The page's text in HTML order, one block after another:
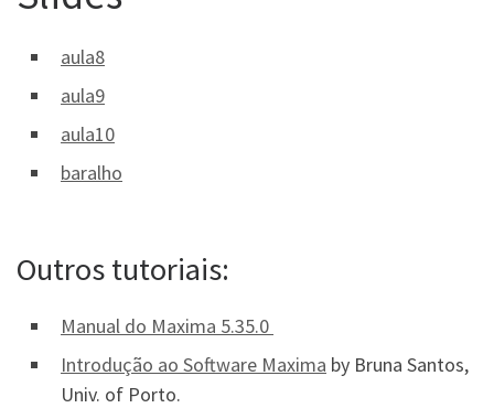
aula8
aula9
aula10
baralho
Outros tutoriais:
Manual do Maxima 5.35.0
Introdução ao Software Maxima by Bruna Santos,
Univ. of Porto.